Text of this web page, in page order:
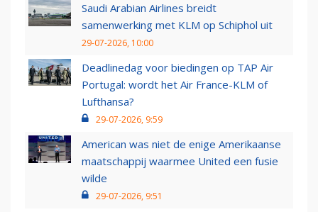
Saudi Arabian Airlines breidt
samenwerking met KLM op Schiphol uit
29-07-2026, 10:00
Deadlinedag voor biedingen op TAP Air
Portugal: wordt het Air France-KLM of
Lufthansa?
29-07-2026, 9:59
American was niet de enige Amerikaanse
maatschappij waarmee United een fusie
wilde
29-07-2026, 9:51